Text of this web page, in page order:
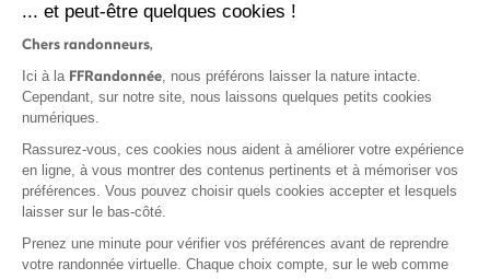
Protection des données
Politique de confidentialité
... et peut-être quelques cookies !
Chers randonneurs,
Ici à la FFRandonnée, nous préférons laisser la nature intacte.
Cependant, sur notre site, nous laissons quelques petits cookies
numériques.
Rassurez-vous, ces cookies nous aident à améliorer votre expérience
en ligne, à vous montrer des contenus pertinents et à mémoriser vos
préférences. Vous pouvez choisir quels cookies accepter et lesquels
laisser sur le bas-côté.
Prenez une minute pour vérifier vos préférences avant de reprendre
votre randonnée virtuelle. Chaque choix compte, sur le web comme